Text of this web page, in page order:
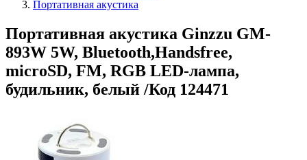
Портативная акустика
Портативная акустика Ginzzu GM-
893W 5W, Bluetooth,Handsfree,
microSD, FM, RGB LED-лампа,
будильник, белый /Код 124471